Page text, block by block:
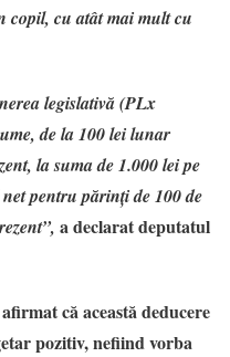
copil, cu atât mai mult cu
legislativă (PLx
de la 100 lei lunar
la suma de 1.000 lei pe
pentru părinţi de 100 de
a declarat deputatul
că această deducere
pozitiv, nefiind vorba